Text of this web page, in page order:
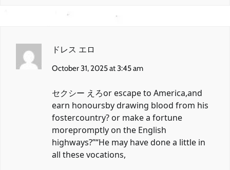
ドレス エロ
October 31, 2025 at 3:45 am
セクシー えろor escape to America,and
earn honoursby drawing blood from his
fostercountry? or make a fortune
morepromptly on the English
highways?”“He may have done a little in
all these vocations,